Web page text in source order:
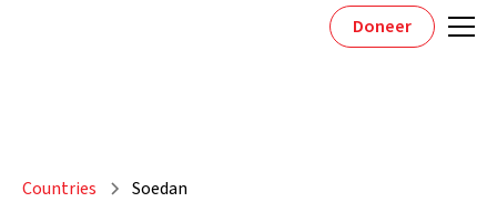
Doneer
Countries Soedan